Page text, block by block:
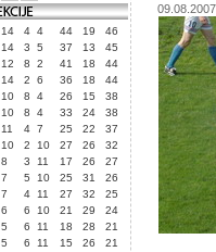
14 4 4 44 19
46
14 3 5 37 13
45
12 8 2 41 18
44
14 2 6 36 18
44
10 8 4 26 15
38
10 8 4 33 24
38
11 4 7 25 22
37
10 2 10 27 26
32
8 3 11 17 26
27
7 5 10 25 31
26
7 4 11 27 32
25
6 6 10 21 29
24
5 6 11 18 28
21
5 6 11 15 26
21
09.08.2007